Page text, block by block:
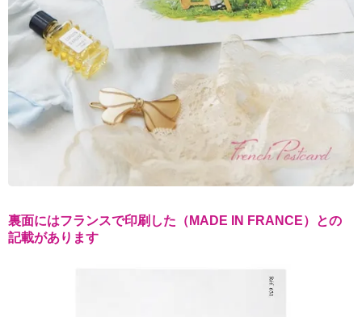
裏面にはフランスで印刷した（MADE IN FRANCE）との
記載があります